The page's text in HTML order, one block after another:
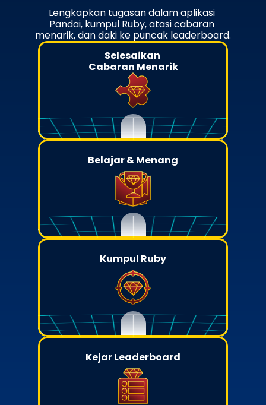
Lengkapkan tugasan dalam aplikasi
Pandai, kumpul Ruby, atasi cabaran
menarik, dan daki ke puncak leaderboard.
Selesaikan
Cabaran Menarik
Belajar & Menang
Kumpul Ruby
Kejar Leaderboard